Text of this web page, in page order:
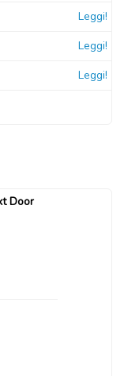
Leggi!
Leggi!
Leggi!
Door